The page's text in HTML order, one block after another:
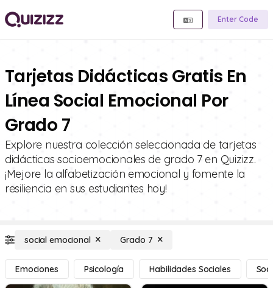
Enter Code
Tarjetas Didácticas Gratis En
Línea Social Emocional Por
Grado 7
Explore nuestra colección seleccionada de tarjetas
didácticas socioemocionales de grado 7 en Quizizz.
¡Mejore la alfabetización emocional y fomente la
resiliencia en sus estudiantes hoy!
social emocional Grado 7
Emociones Psicología Habilidades Sociales